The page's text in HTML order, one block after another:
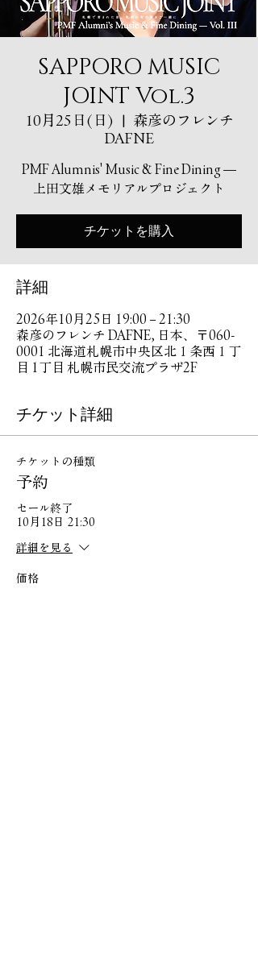
SAPPORO MUSIC
JOINT Vol.3
10月25日(日)
  |
森彦のフレンチ
DAFNE
PMF Alumnis' Music & Fine Dining —
上田文雄メモリアルプロジェクト
チケットを購入
詳細
2026年10月25日 19:00 – 21:30
森彦のフレンチ DAFNE, 日本、〒060-
0001 北海道札幌市中央区北１条西１丁
目 1丁目 札幌市民交流プラザ2F
チケット詳細
チケットの種類
予約
セール終了
10月18日 21:30
詳細を見る
価格